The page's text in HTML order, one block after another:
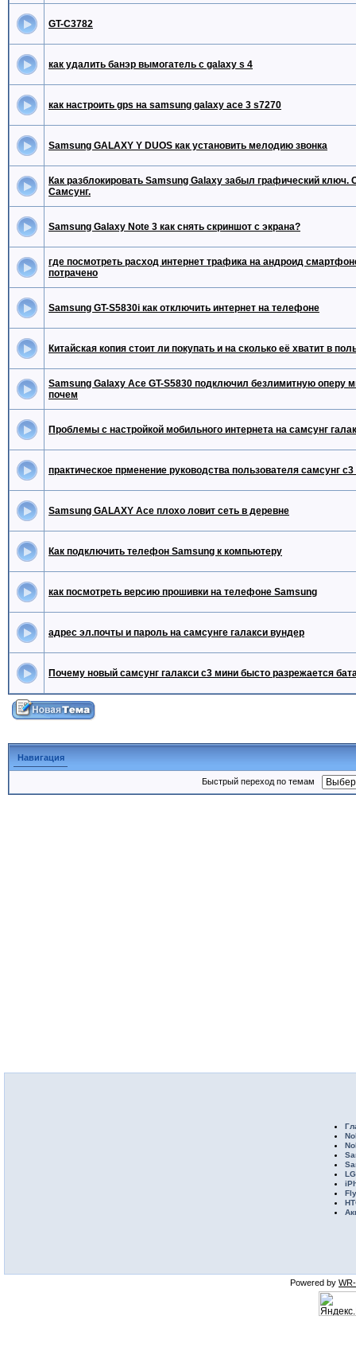
GT-C3782
как удалить банэр вымогатель с galaxy s 4
как настроить gps на samsung galaxy ace 3 s7270
Samsung GALAXY Y DUOS как установить мелодию звонка
Как разблокировать Samsung Galaxy забыл графический ключ.
Самсунг.
Samsung Galaxy Note 3 как снять скриншот с экрана?
где посмотреть расход интернет трафика на андроид
потрачено
Samsung GT-S5830i как отключить интернет на телефоне
Китайская копия стоит ли покупать и на сколько её хватит в
Samsung Galaxy Ace GT-S5830 подключил безлимитную оперу
почем
Проблемы с настройкой мобильного интернета на самсунг
практическое прменение руководства пользователя самсунг
Samsung GALAXY Ace плохо ловит сеть в деревне
Как подключить телефон Samsung к компьютеру
как посмотреть версию прошивки на телефоне Samsung
адрес эл.почты и пароль на самсунге галакси вундер
Почему новый самсунг галакси с3 мини бысто разрежается
Навигация
Быстрый переход по темам
LG
Fly
Powered by